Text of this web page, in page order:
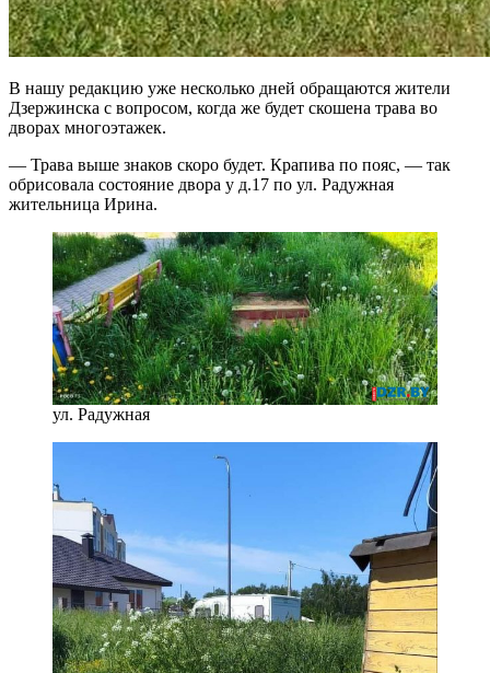
В нашу редакцию уже несколько дней обращаются жители
Дзержинска с вопросом, когда же будет скошена трава во
дворах многоэтажек.
— Трава выше знаков скоро будет. Крапива по пояс, — так
обрисовала состояние двора у д.17 по ул. Радужная
жительница Ирина.
ул. Радужная